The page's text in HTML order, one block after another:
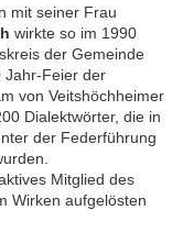
mit seiner Frau
wirkte so im 1990
der Gemeinde
Jahr-Feier der
von Veitshöchheimer
Dialektwörter, die in
der Federführung
Mitglied des
Wirken aufgelösten